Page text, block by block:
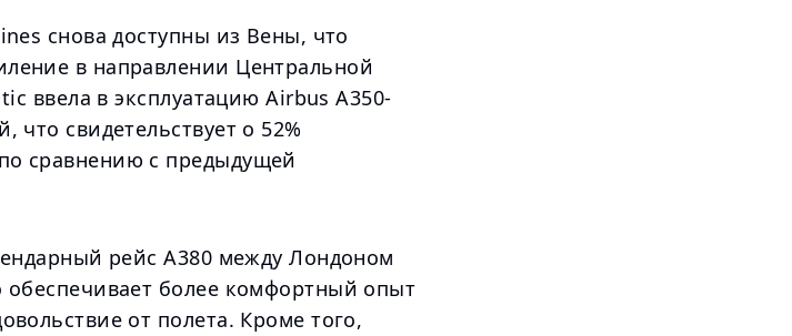
снова доступны из Вены, что
в направлении Центральной
ввела в эксплуатацию Airbus A350-
что свидетельствует о 52%
сравнению с предыдущей
рейс A380 между Лондоном
обеспечивает более комфортный опыт
от полета. Кроме того,